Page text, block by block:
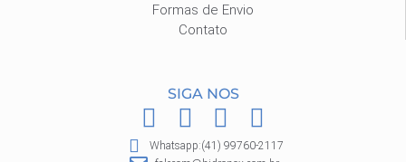
Formas de Envio
Contato
SIGA NOS
F
a
I
n
P
i
W
h
Whatsapp:(41) 99760-2117